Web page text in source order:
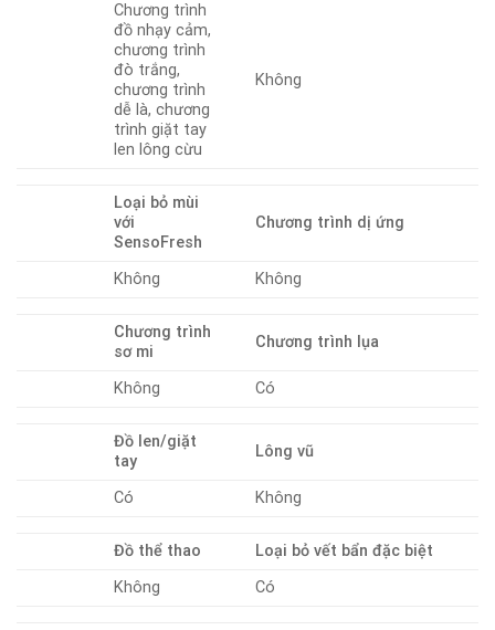
Chương trình
đồ nhạy cảm,
chương trình
đò trắng,
chương trình
dễ là, chương
trình giặt tay
len lông cừu
Không
Loại bỏ mùi
với
SensoFresh
Chương trình dị ứng
Không Không
Chương trình
sơ mi
Chương trình lụa
Không Có
Đồ len/giặt
tay
Lông vũ
Có Không
Đồ thể thao
Loại bỏ vết bẩn đặc biệt
Không
Có